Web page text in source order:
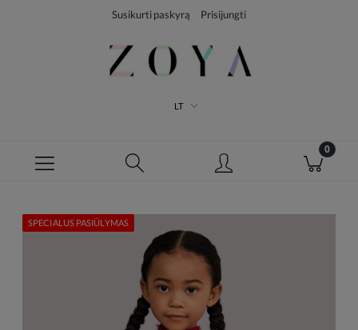
Susikurti paskyrą Prisijungti
LT
SPECIALUS PASIŪLYMAS